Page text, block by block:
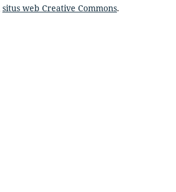
situs web Creative Commons.